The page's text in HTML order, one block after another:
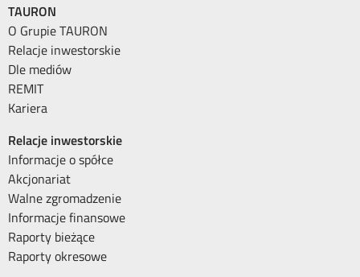
TAURON
O Grupie TAURON
Relacje inwestorskie
Dle mediów
REMIT
Kariera
Relacje inwestorskie
Informacje o spółce
Akcjonariat
Walne zgromadzenie
Informacje finansowe
Raporty bieżące
Raporty okresowe